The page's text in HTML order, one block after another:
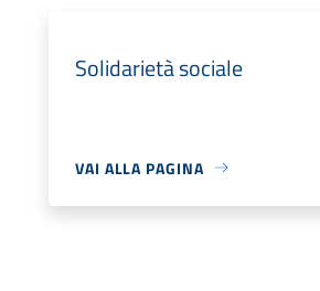
Solidarietà sociale
VAI ALLA PAGINA